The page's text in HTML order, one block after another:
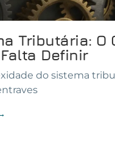
Tributária: O
Definir
do sistema